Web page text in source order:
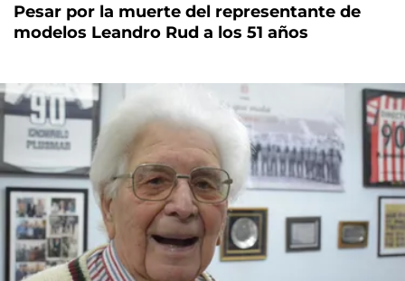
Pesar por la muerte del representante de
modelos Leandro Rud a los 51 años